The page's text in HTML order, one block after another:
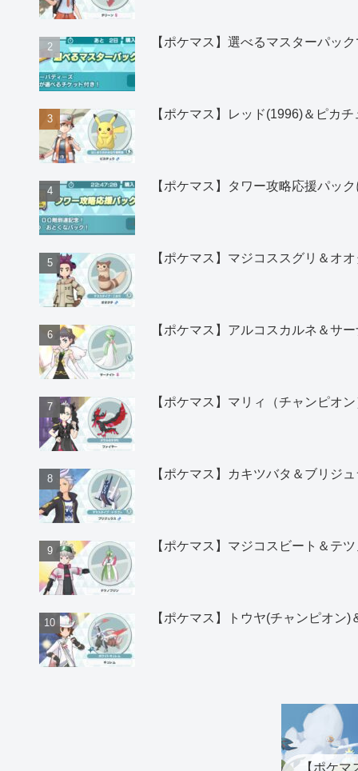
【ポケマス】選べるマスターパッ
【ポケマス】レッド(1996)＆ピカ
【ポケマス】タワー攻略応援パッ
【ポケマス】マジコススグリ＆オ
【ポケマス】アルコスカルネ＆サ
【ポケマス】マリィ（チャンピオ
【ポケマス】カキツバタ＆ブリジ
【ポケマス】マジコスビート＆テ
【ポケマス】トウヤ(チャンピオ
【ポケ